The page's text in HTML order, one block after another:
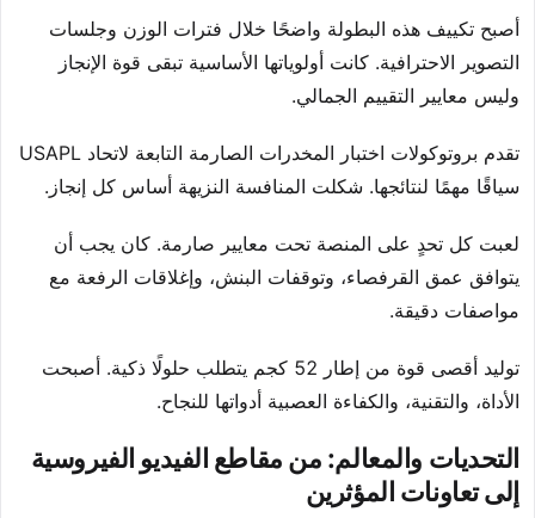
أصبح تكييف هذه البطولة واضحًا خلال فترات الوزن وجلسات
التصوير الاحترافية. كانت أولوياتها الأساسية تبقى قوة الإنجاز
وليس معايير التقييم الجمالي.
تقدم بروتوكولات اختبار المخدرات الصارمة التابعة لاتحاد USAPL
سياقًا مهمًا لنتائجها. شكلت المنافسة النزيهة أساس كل إنجاز.
لعبت كل تحدٍ على المنصة تحت معايير صارمة. كان يجب أن
يتوافق عمق القرفصاء، وتوقفات البنش، وإغلاقات الرفعة مع
مواصفات دقيقة.
توليد أقصى قوة من إطار 52 كجم يتطلب حلولًا ذكية. أصبحت
الأداة، والتقنية، والكفاءة العصبية أدواتها للنجاح.
التحديات والمعالم: من مقاطع الفيديو الفيروسية
إلى تعاونات المؤثرين